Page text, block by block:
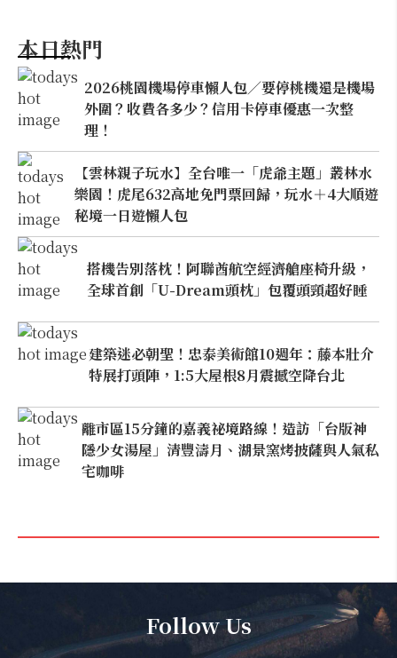
本日熱門
2026桃園機場停車懶人包／要停桃機還是機場
外圍？收費各多少？信用卡停車優惠一次整
理！
【雲林親子玩水】全台唯一「虎爺主題」叢林水
樂園！虎尾632高地免門票回歸，玩水＋4大順遊
秘境一日遊懶人包
搭機告別落枕！阿聯酋航空經濟艙座椅升級，
全球首創「U-Dream頭枕」包覆頭頸超好睡
建築迷必朝聖！忠泰美術館10週年：藤本壯介
特展打頭陣，1:5大屋根8月震撼空降台北
離市區15分鐘的嘉義祕境路線！造訪「台版神
隱少女湯屋」清豐濤月、湖景窯烤披薩與人氣私
宅咖啡
Follow Us